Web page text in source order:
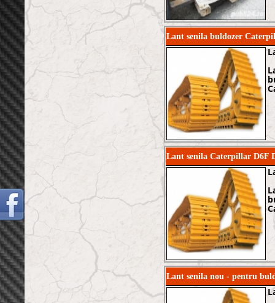
Lant senila buldozer
Lant senila Caterpillar D6F
Lant senila nou - pentru